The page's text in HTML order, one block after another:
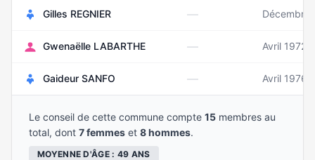
Gilles REGNIER — Décembre
Gwenaëlle LABARTHE — Avril 1972
Gaideur SANFO — Avril 1976
Le conseil de cette commune compte 15 membres au
total, dont 7 femmes et 8 hommes.
MOYENNE D'ÂGE : 49 ANS